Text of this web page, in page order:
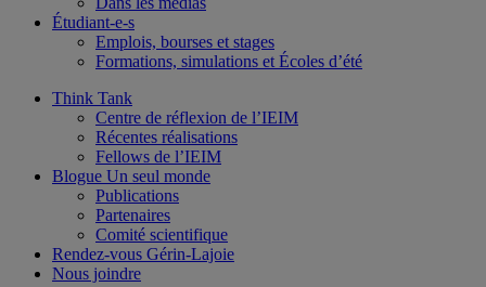
Étudiant-e-s
Emplois, bourses et stages
Formations, simulations et Écoles d’été
Think Tank
Centre de réflexion de l’IEIM
Récentes réalisations
Fellows de l’IEIM
Blogue Un seul monde
Publications
Partenaires
Comité scientifique
Rendez-vous Gérin-Lajoie
Nous joindre